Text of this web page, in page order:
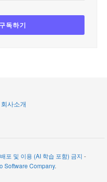
회사소개
포 및 이용 (AI 학습 포함) 금지 -
Software Company.